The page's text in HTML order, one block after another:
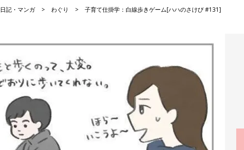
日記・マンガ わぐり 子育て仕掛学：白線歩きゲーム[ハハのさけび #131]